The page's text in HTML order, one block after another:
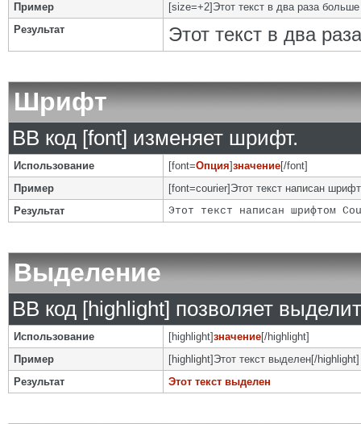
Пример
[size=+2]Этот текст в два раза
Результат
Этот текст в два
Шрифт
BB код [font] изменяет шрифт.
Использование [font=Опция]значение[/font]
Пример
[font=courier]Этот текст написан
Результат
Этот текст написан шрифтом
Выделение
BB код [highlight] позволяет
Использование [highlight]значение[/highlight]
Пример
[highlight]Этот текст выделен[/highlight]
Результат
Этот текст выделен